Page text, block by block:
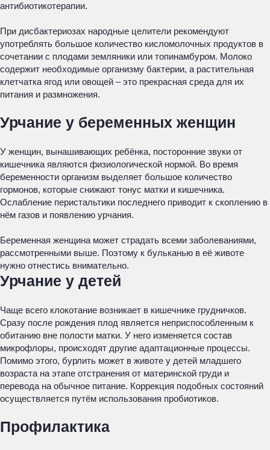
антибиотикотерапии.
При дисбактериозах народные целители рекомендуют
употреблять большое количество кисломолочных продуктов в
сочетании с плодами земляники или топинамбуром. Молоко
содержит необходимые организму бактерии, а растительная
клетчатка ягод или овощей – это прекрасная среда для их
питания и размножения.
Урчание у беременных женщин
У женщин, вынашивающих ребёнка, посторонние звуки от
кишечника являются физиологической нормой. Во время
беременности организм выделяет большое количество
гормонов, которые снижают тонус матки и кишечника.
Ослабление перистальтики последнего приводит к скоплению в
нём газов и появлению урчания.
Беременная женщина может страдать всеми заболеваниями,
рассмотренными выше. Поэтому к бульканью в её животе
нужно отнестись внимательно.
Урчание у детей
Чаще всего клокотание возникает в кишечнике грудничков.
Сразу после рождения плод является неприспособленным к
обитанию вне полости матки. У него изменяется состав
микрофлоры, происходят другие адаптационные процессы.
Помимо этого, бурлить может в животе у детей младшего
возраста на этапе отстранения от материнской груди и
перевода на обычное питание. Коррекция подобных состояний
осуществляется путём использования пробиотиков.
Профилактика